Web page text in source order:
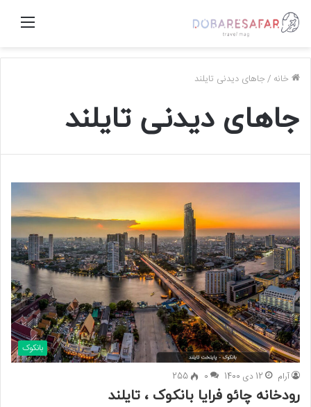
منو
خانه /جاهای دیدنی تایلند
جاهای دیدنی تایلند
بانکوک
آرام 12 دی 1400 0
255
رودخانه چائو فرایا بانکوک ، تایلند